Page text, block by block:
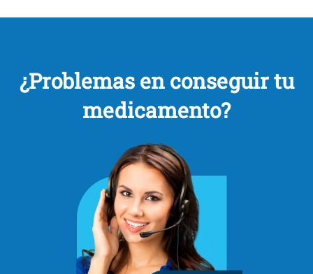
¿Problemas en conseguir tu
medicamento?